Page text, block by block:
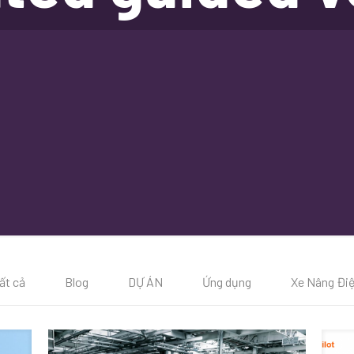
cả Blog DỰ ÁN Ứng dụng Xe Nâng